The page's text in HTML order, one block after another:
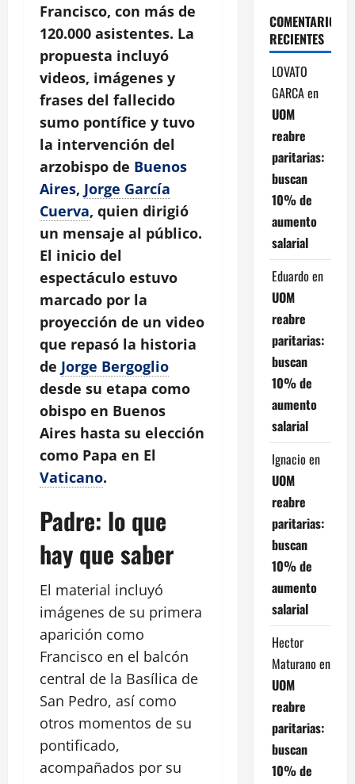
Francisco, con más de
120.000 asistentes. La
propuesta incluyó
videos, imágenes y
frases del fallecido
sumo pontífice y tuvo
la intervención del
arzobispo de Buenos
Aires, Jorge García
Cuerva, quien dirigió
un mensaje al público.
El inicio del
espectáculo estuvo
marcado por la
proyección de un video
que repasó la historia
de Jorge Bergoglio
desde su etapa como
obispo en Buenos
Aires hasta su elección
como Papa en El
Vaticano.
Padre: lo que
hay que saber
El material incluyó
imágenes de su primera
aparición como
Francisco en el balcón
central de la Basílica de
San Pedro, así como
otros momentos de su
pontificado,
acompañados por su
COMENTARIOS
RECIENTES
LOVATO
GARCAen
UOM
reabre
paritarias:
buscan
10% de
aumento
salarial
Eduardo en
UOM
reabre
paritarias:
buscan
10% de
aumento
salarial
Ignacio en
UOM
reabre
paritarias:
buscan
10% de
aumento
salarial
Hector
Maturano en
UOM
reabre
paritarias:
buscan
10% de